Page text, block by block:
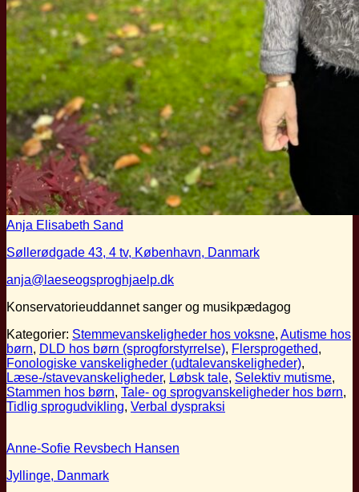
Anja Elisabeth Sand
Søllerødgade 43, 4 tv, København, Danmark
anja@laeseogsproghjaelp.dk
Konservatorieuddannet sanger og musikpædagog
Kategorier: Stemmevanskeligheder hos voksne, Autisme hos
børn, DLD hos børn (sprogforstyrrelse), Flersprogethed,
Fonologiske vanskeligheder (udtalevanskeligheder),
Læse-/stavevanskeligheder, Løbsk tale, Selektiv mutisme,
Stammen hos børn, Tale- og sprogvanskeligheder hos børn,
Tidlig sprogudvikling, Verbal dyspraksi
Anne-Sofie Revsbech Hansen
Jyllinge, Danmark